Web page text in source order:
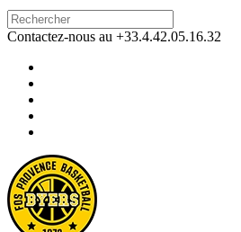
Contactez-nous au +33.4.42.05.16.32